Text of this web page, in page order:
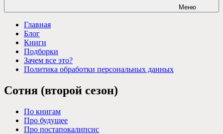
Меню
Главная
Блог
Книги
Подборки
Зачем все это?
Политика обработки персональных данных
Сотня (второй сезон)
По книгам
Про будущее
Про постапокалипсис